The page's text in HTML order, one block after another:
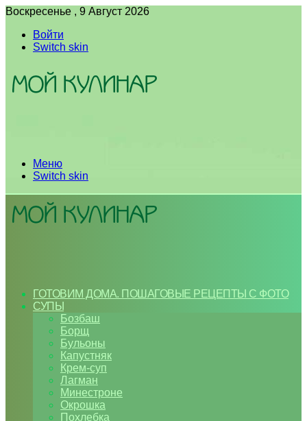
Воскресенье , 9 Август 2026
Войти
Switch skin
Меню
Switch skin
ГОТОВИМ ДОМА. ПОШАГОВЫЕ РЕЦЕПТЫ С ФОТО
СУПЫ
Бозбаш
Борщ
Бульоны
Капустняк
Крем-суп
Лагман
Минестроне
Окрошка
Похлебка